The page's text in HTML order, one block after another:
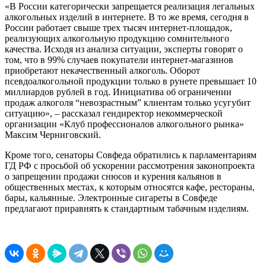
«В России категорически запрещается реализация легальных
алкогольных изделий в интернете. В то же время, сегодня в
России работает свыше трех тысяч интернет-площадок,
реализующих алкогольную продукцию сомнительного
качества. Исходя из анализа ситуации, эксперты говорят о
том, что в 99% случаев покупатели интернет-магазинов
приобретают некачественный алкоголь. Оборот
псевдоалкогольной продукции только в рунете превышает 10
миллиардов рублей в год. Инициатива об ограничении
продаж алкоголя “невозрастным” клиентам только усугубит
ситуацию», – рассказал гендиректор некоммерческой
организации «Клуб профессионалов алкогольного рынка»
Максим Черниговский.
Кроме того, сенаторы Совфеда обратились к парламентариям
ГД РФ с просьбой об ускорении рассмотрения законопроекта
о запрещении продажи снюсов и курения кальянов в
общественных местах, к которым относятся кафе, рестораны,
бары, кальянные. Электронные сигареты в Совфеде
предлагают приравнять к стандартным табачным изделиям.